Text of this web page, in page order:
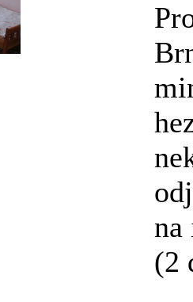
min. do
hezkém
na internet. Cena 2400 Kc/os